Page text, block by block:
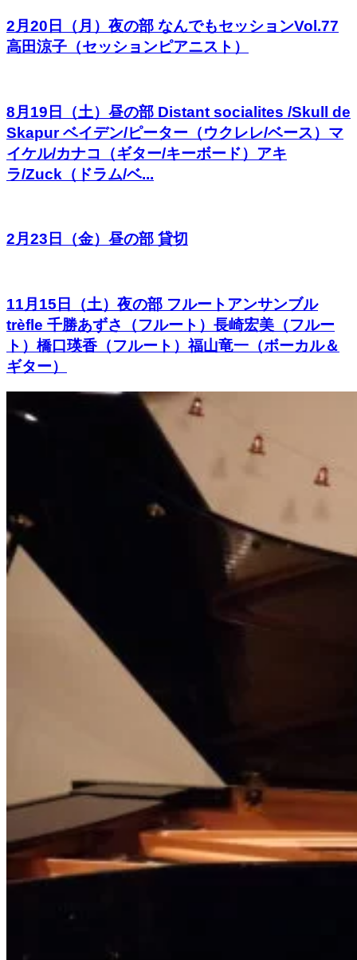
2月20日（月）夜の部 なんでもセッションVol.77
高田涼子（セッションピアニスト）
8月19日（土）昼の部 Distant socialites /Skull de
Skapur ベイデン/ピーター（ウクレレ/ベース）マ
イケル/カナコ（ギター/キーボード）アキ
ラ/Zuck（ドラム/ベ...
2月23日（金）昼の部 貸切
11月15日（土）夜の部 フルートアンサンブル
trèfle 千勝あずさ（フルート）長崎宏美（フルー
ト）橋口瑛香（フルート）福山竜一（ボーカル＆
ギター）